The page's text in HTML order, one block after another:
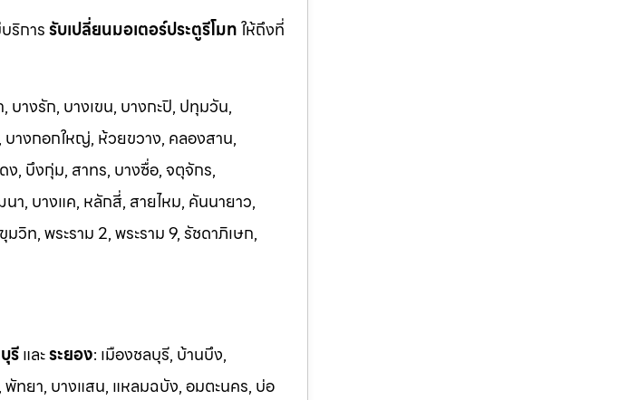
ริการรับเปลี่ยนมอเตอร์ประตูรีโมทให้ถึงที่
บางรัก, บางเขน, บางกะปิ, ปทุมวัน,
างกอกใหญ่, ห้วยขวาง, คลองสาน,
, บึงกุ่ม, สาทร, บางซื่อ, จตุจักร,
า, บางแค, หลักสี่, สายไหม, คันนายาว,
ท, พระราม 2, พระราม 9, รัชดาภิเษก,
รีและระยอง: เมืองชลบุรี, บ้านบึง,
พัทยา, บางแสน, แหลมฉบัง, อมตะนคร, บ่อ